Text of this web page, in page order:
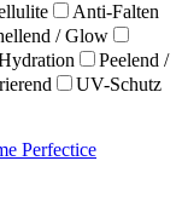
Anti-Falten
/ Glow
Peelend /
UV-Schutz